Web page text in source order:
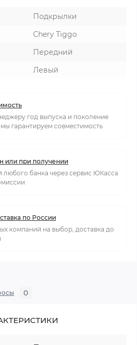
Подкрылки
Chery Tiggo
Передний
Левый
год выпуска и поколение
гарантируем совместимость
или при получении
любого банка через сервис ЮКасса
по России
компаний на выбор, доставка до
0